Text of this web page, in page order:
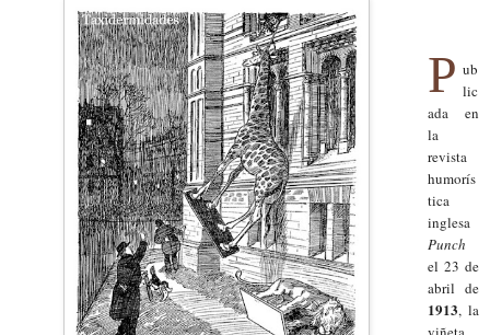
P ub
lic
ada en
la
revista
humorís
tica
inglesa
Punch
el 23 de
abril de
1913, la